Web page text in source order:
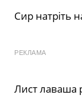
Сир натріть
РЕКЛАМА
Лист лаваша